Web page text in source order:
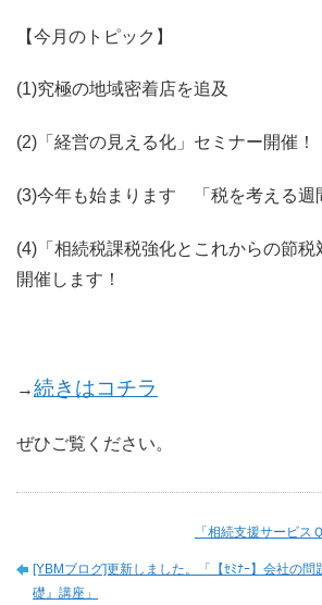
【今月のトピック】
(1)究極の地域密着店を追及
(2)「経営の見える化」セミナー開催！
(3)今年も始まります 「税を考える週
(4)「相続税課税強化とこれからの節税
開催します！
→続きはコチラ
ぜひご覧ください。
「相続支援サービス
[YBMブログ]更新しました。「【ｾﾐﾅｰ】会社の
礎』講座」